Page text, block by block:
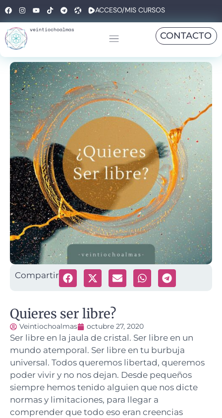
ACCESO/MIS CURSOS
veintiochoalmas
CONTACTO
Compartir
Quieres ser libre?
Veintiochoalmas octubre 27, 2020
Ser libre en la jaula de cristal. Ser libre en un
mundo atemporal. Ser libre en tu burbuja
universal. Todos queremos libertad, queremos
poder vivir y no nos dejan. Desde pequeños
siempre hemos tenido alguien que nos dicte
normas y limitaciones, para llegar a
comprender que todo eso eran creencias